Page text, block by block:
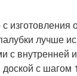
лучше
с
доской с шагом